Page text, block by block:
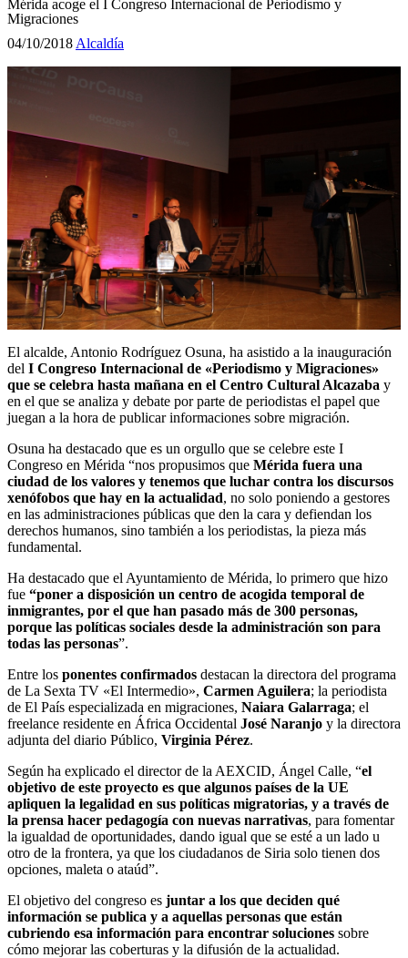
Mérida acoge el I Congreso Internacional de Periodismo y
Migraciones
04/10/2018Alcaldía
El alcalde, Antonio Rodríguez Osuna, ha asistido a la inauguración
del I Congreso Internacional de «Periodismo y Migraciones»
que se celebra hasta mañana en el Centro Cultural Alcazaba y
en el que se analiza y debate por parte de periodistas el papel que
juegan a la hora de publicar informaciones sobre migración.
Osuna ha destacado que es un orgullo que se celebre este I
Congreso en Mérida “nos propusimos que Mérida fuera una
ciudad de los valores y tenemos que luchar contra los discursos
xenófobos que hay en la actualidad, no solo poniendo a gestores
en las administraciones públicas que den la cara y defiendan los
derechos humanos, sino también a los periodistas, la pieza más
fundamental.
Ha destacado que el Ayuntamiento de Mérida, lo primero que hizo
fue “poner a disposición un centro de acogida temporal de
inmigrantes, por el que han pasado más de 300 personas,
porque las políticas sociales desde la administración son para
todas las personas”.
Entre los ponentes confirmados destacan la directora del programa
de La Sexta TV «El Intermedio», Carmen Aguilera; la periodista
de El País especializada en migraciones, Naiara Galarraga; el
freelance residente en África Occidental José Naranjo y la directora
adjunta del diario Público, Virginia Pérez.
Según ha explicado el director de la AEXCID, Ángel Calle, “el
objetivo de este proyecto es que algunos países de la UE
apliquen la legalidad en sus políticas migratorias, y a través de
la prensa hacer pedagogía con nuevas narrativas, para fomentar
la igualdad de oportunidades, dando igual que se esté a un lado u
otro de la frontera, ya que los ciudadanos de Siria solo tienen dos
opciones, maleta o ataúd”.
El objetivo del congreso es juntar a los que deciden qué
información se publica y a aquellas personas que están
cubriendo esa información para encontrar soluciones sobre
cómo mejorar las coberturas y la difusión de la actualidad.